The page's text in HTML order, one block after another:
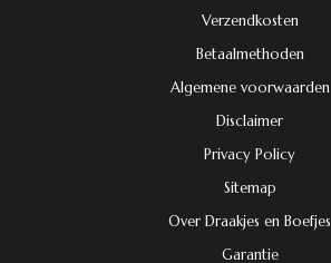
Verzendkosten
Betaalmethoden
Algemene voorwaarden
Disclaimer
Privacy Policy
Sitemap
Over Draakjes en Boefjes
Garantie